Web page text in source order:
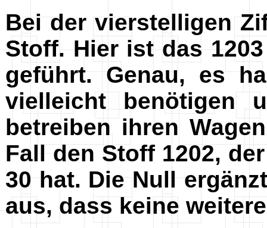
Bei der vierstelligen
Stoff. Hier ist das
geführt. Genau, es
vielleicht benötigen
betreiben ihren
Fall den Stoff 1202,
30 hat. Die Null
aus, dass keine